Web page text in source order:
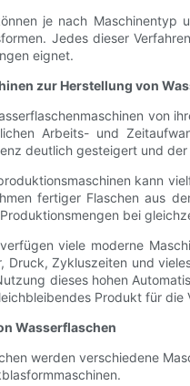
je nach
Jedes dieser
eignet.
zur Herstellung von
von
Arbeits- und
deutlich gesteigert und
kann
fertiger Flaschen aus
bei
viele moderne
Druck, Zykluszeiten und
dieses hohen
Produkt für die
Wasserflaschen
werden verschiedene